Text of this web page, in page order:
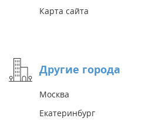
Карта сайта
Другие города
Москва
Екатеринбург